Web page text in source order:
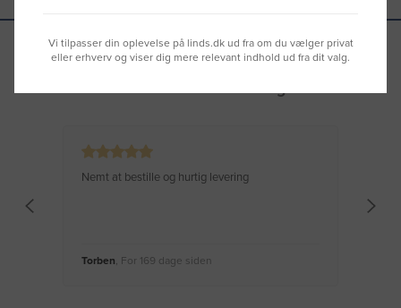
Nemt at bestille og hurtig levering
Torben , For 169 dage siden
Vi tilpasser din oplevelse på linds.dk ud fra om du vælger privat
eller erhverv og viser dig mere relevant indhold ud fra dit valg.